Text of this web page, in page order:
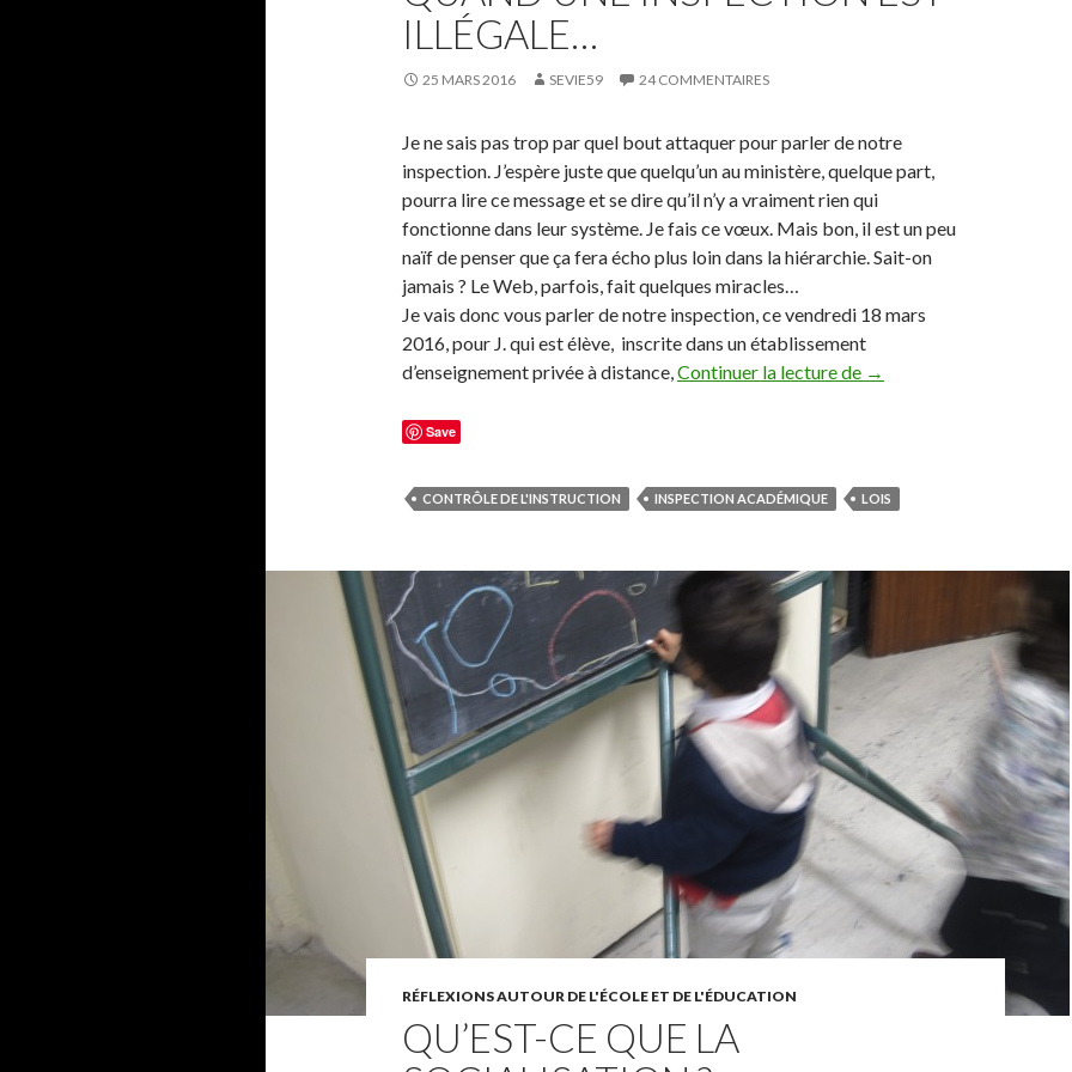
ILLÉGALE…
25 MARS 2016 SEVIE59 24 COMMENTAIRES
Je ne sais pas trop par quel bout attaquer pour parler de notre
inspection. J’espère juste que quelqu’un au ministère, quelque part,
pourra lire ce message et se dire qu’il n’y a vraiment rien qui
fonctionne dans leur système. Je fais ce vœux. Mais bon, il est un peu
naïf de penser que ça fera écho plus loin dans la hiérarchie. Sait-on
jamais ? Le Web, parfois, fait quelques miracles…
Je vais donc vous parler de notre inspection, ce vendredi 18 mars
2016, pour J. qui est élève, inscrite dans un établissement
d’enseignement privée à distance,Continuer la lecture de Quand une inspection est
→
Save
CONTRÔLE DE L'INSTRUCTION INSPECTION ACADÉMIQUE LOIS
RÉFLEXIONS AUTOUR DE L'ÉCOLE ET DE L'ÉDUCATION
QU’EST-CE QUE LA